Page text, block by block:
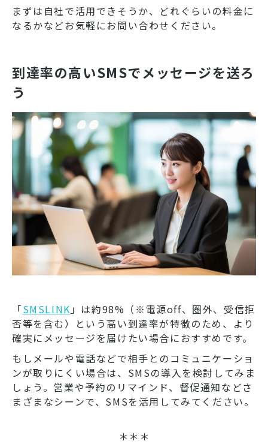
まずは自社で活用できそうか、どれぐらいの料金に
なるかなどお気軽にお問い合わせください。
到達率の高いSMSでメッセージを送ろ
う
「SMSLINK 」は約98%（※電源off、圏外、受信拒
否等を含む）という高い到達率が特徴のため、より
確実にメッセージを届けたい場合におすすめです。
もしメールや電話などで相手とのコミュニケーショ
ンが取りにくい場合は、SMSの導入を検討してみま
しょう。営業や予約のリマインド、督促通知などさ
まざまなシーンで、SMSを活用してみてください。
＊＊＊